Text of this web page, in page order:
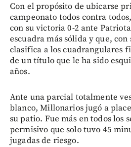
Con el propósito de ubicarse
campeonato todos contra
con su victoria 0-2 ante
escuadra más sólida y que,
clasifica a los cuadrangulares
de un título que le ha sido
años.
Ante una parcial totalmente
blanco, Millonarios jugó a
su patio. Fue más en todos los
permisivo que solo tuvo 45
jugadas de riesgo.